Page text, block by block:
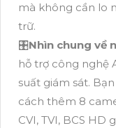
mà không cần lo
trữ.
🎛Nhìn chung về
hỗ trợ công nghệ
suất giám sát.
cách thêm 8
CVI, TVI, BCS